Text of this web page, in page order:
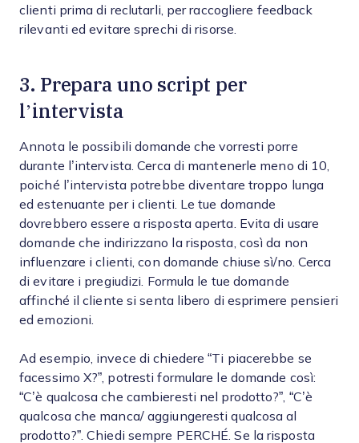
clienti prima di reclutarli, per raccogliere feedback
rilevanti ed evitare sprechi di risorse.
3. Prepara uno script per
l’intervista
Annota le possibili domande che vorresti porre
durante l’intervista. Cerca di mantenerle meno di 10,
poiché l’intervista potrebbe diventare troppo lunga
ed estenuante per i clienti. Le tue domande
dovrebbero essere a risposta aperta. Evita di usare
domande che indirizzano la risposta, così da non
influenzare i clienti, con domande chiuse sì/no. Cerca
di evitare i pregiudizi. Formula le tue domande
affinché il cliente si senta libero di esprimere pensieri
ed emozioni.
Ad esempio, invece di chiedere “Ti piacerebbe se
facessimo X?”, potresti formulare le domande così:
“C’è qualcosa che cambieresti nel prodotto?”, “C’è
qualcosa che manca/ aggiungeresti qualcosa al
prodotto?”. Chiedi sempre PERCHÉ. Se la risposta